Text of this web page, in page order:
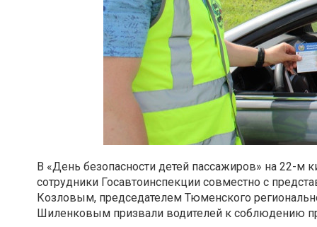
В «День безопасности детей пассажиров» на 22-м
сотрудники Госавтоинспекции совместно с
Козловым, председателем Тюменского
Шиленковым призвали водителей к соблюдению